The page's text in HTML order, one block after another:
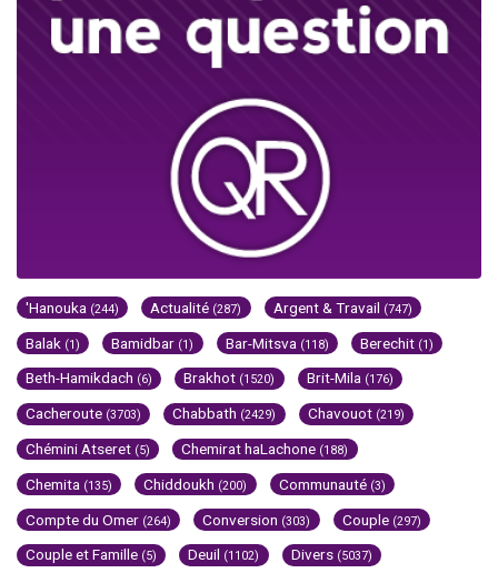
'Hanouka (244) Actualité (287) Argent & Travail (747)
Balak (1) Bamidbar (1) Bar-Mitsva (118) Berechit (1)
Beth-Hamikdach (6) Brakhot (1520) Brit-Mila (176)
Cacheroute (3703) Chabbath (2429) Chavouot (219)
Chémini Atseret (5) Chemirat haLachone (188)
Chemita (135) Chiddoukh (200) Communauté (3)
Compte du Omer (264) Conversion (303) Couple (297)
Couple et Famille (5) Deuil (1102) Divers (5037)